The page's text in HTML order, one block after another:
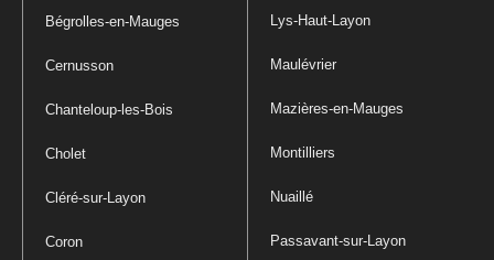
Bégrolles-en-Mauges
Cernusson
Chanteloup-les-Bois
Cholet
Cléré-sur-Layon
Coron
Lys-Haut-Layon
Maulévrier
Mazières-en-Mauges
Montilliers
Nuaillé
Passavant-sur-Layon